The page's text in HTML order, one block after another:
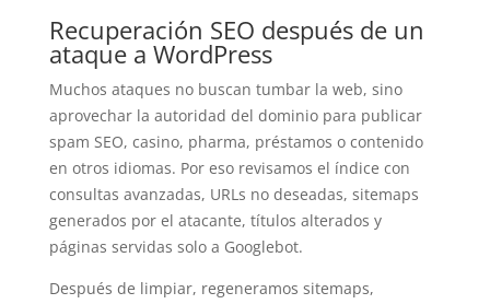
Recuperación SEO después de un
ataque a WordPress
Muchos ataques no buscan tumbar la web, sino
aprovechar la autoridad del dominio para publicar
spam SEO, casino, pharma, préstamos o contenido
en otros idiomas. Por eso revisamos el índice con
consultas avanzadas, URLs no deseadas, sitemaps
generados por el atacante, títulos alterados y
páginas servidas solo a Googlebot.
Después de limpiar, regeneramos sitemaps,